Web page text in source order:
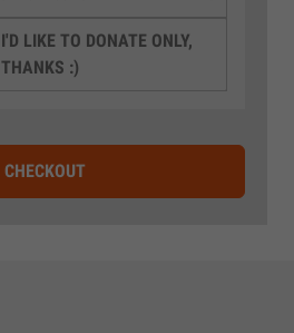
I'D LIKE TO DONATE ONLY,
THANKS :)
CHECKOUT